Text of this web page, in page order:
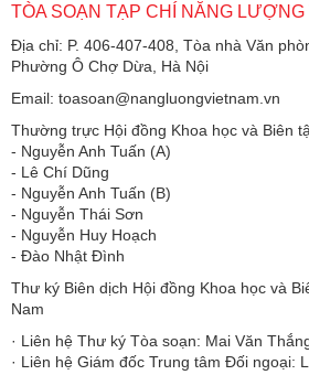
TÒA SOẠN TẠP CHÍ NĂNG LƯỢNG
Địa chỉ: P. 406-407-408, Tòa nhà Văn
Phường Ô Chợ Dừa, Hà Nội
Email: toasoan@nangluongvietnam.vn
Thường trực Hội đồng Khoa học và Biên
​​​​​​- Nguyễn Anh Tuấn (A)
- Lê Chí Dũng
- Nguyễn Anh Tuấn (B)
- Nguyễn Thái Sơn
- Nguyễn Huy Hoạch
- Đào Nhật Đình
Thư ký Biên dịch Hội đồng Khoa học và
Nam
· Liên hệ Thư ký Tòa soạn: Mai Văn
· Liên hệ Giám đốc Trung tâm Đối ngoại: